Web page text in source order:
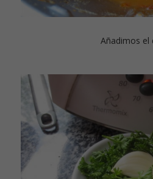
Añadimos el